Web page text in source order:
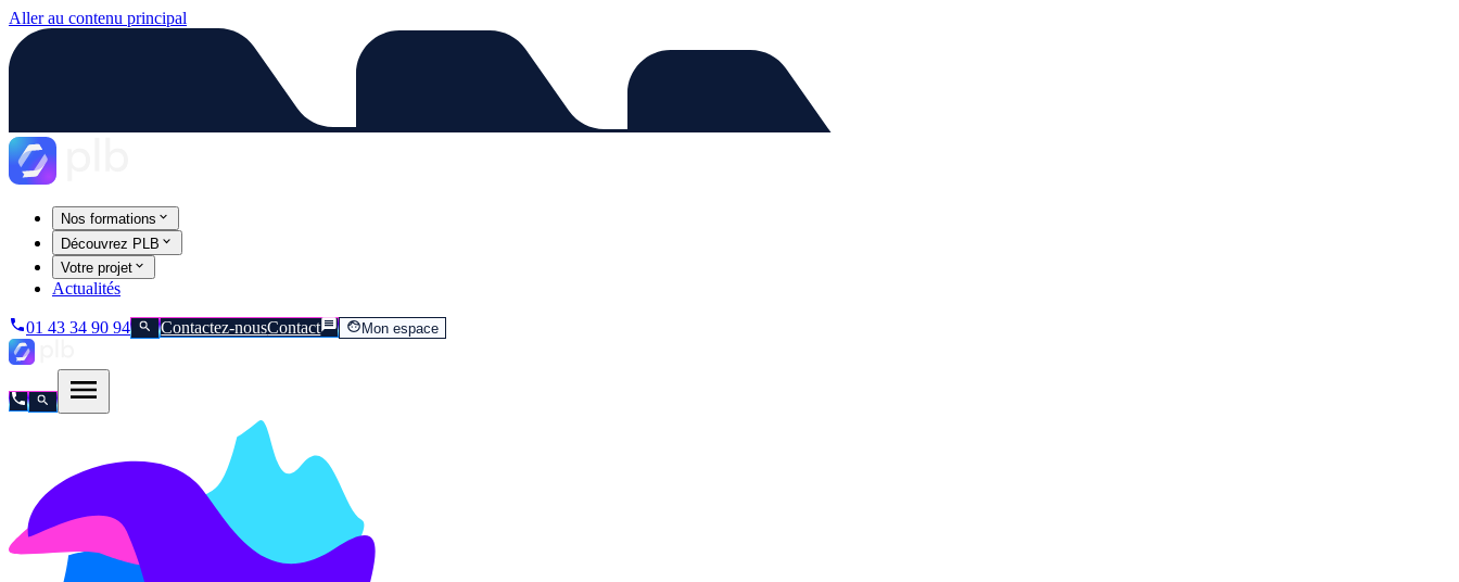
Aller au contenu principal
Nos formations
Découvrez PLB
Votre projet
Actualités
01 43 34 90 94 Contactez-nousContact Mon espace